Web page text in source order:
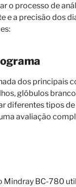
o processo de
e a precisão dos
dos principais
glóbulos
diferentes tipos
avaliação
Mindray BC-780